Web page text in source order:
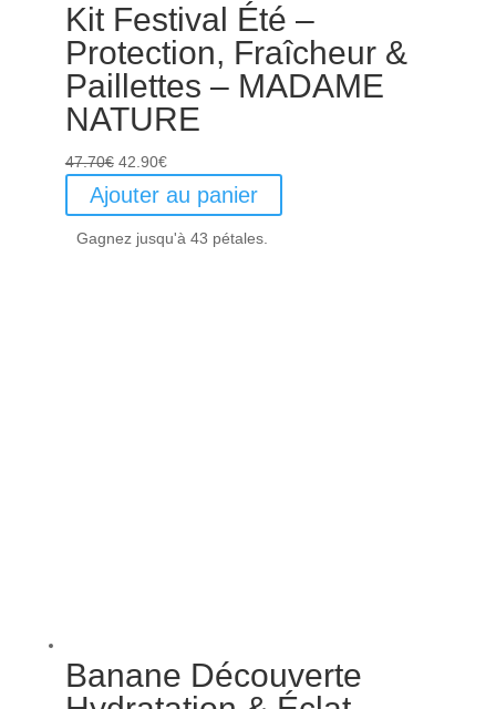
Kit Festival Été –
Protection, Fraîcheur &
Paillettes – MADAME
NATURE
47.70€ Le
prix
initial
était :
42.90€Le
prix
actuel
est :
Ajouter au panier
Gagnez jusqu'à 43 pétales.
Banane Découverte